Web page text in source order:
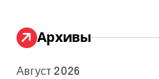
Архивы
Август 2026